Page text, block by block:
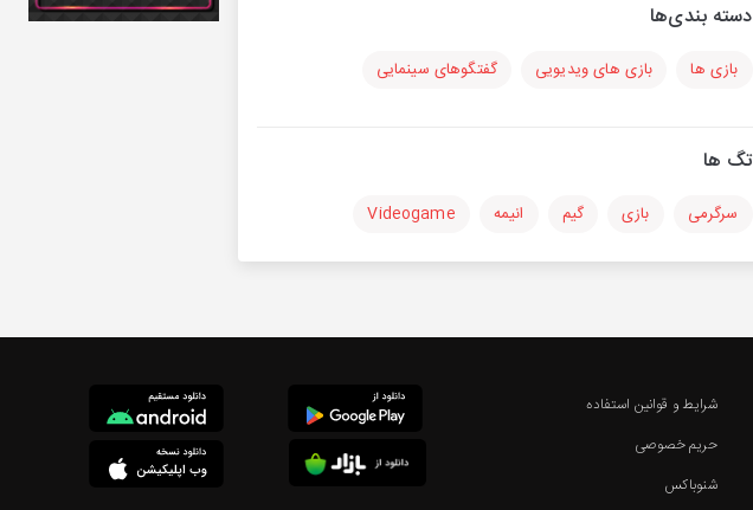
دسته بندی‌ها
بازی ها بازی های ویدیویی گفتگوهای سینمایی
تگ ها
سرگرمی بازی گیم انیمه Videogame
شرایط و قوانین استفاده
حریم خصوصی
شنوباکس